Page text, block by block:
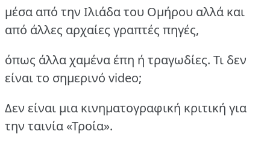
μέσα από την Ιλιάδα του Ομήρου αλλά και
από άλλες αρχαίες γραπτές πηγές,
όπως άλλα χαμένα έπη ή τραγωδίες. Τι δεν
είναι το σημερινό video;
Δεν είναι μια κινηματογραφική κριτική για
την ταινία «Τροία».